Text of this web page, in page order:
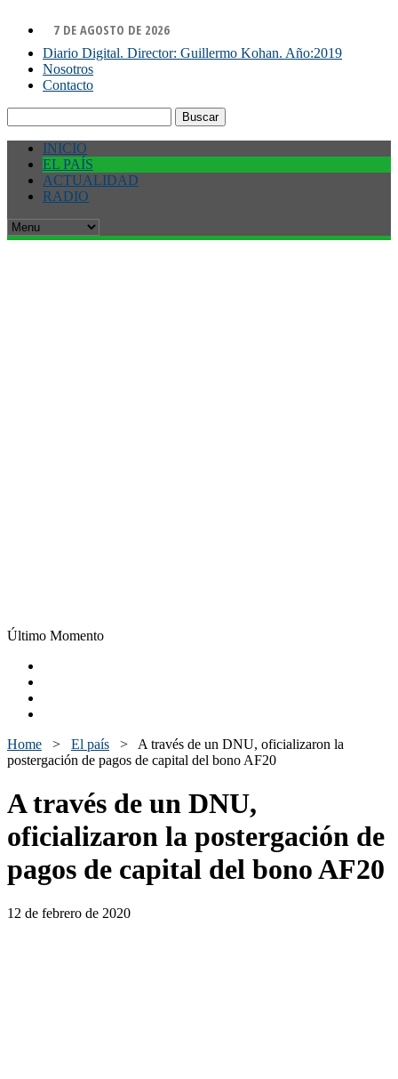
7 DE AGOSTO DE 2026
Diario Digital. Director: Guillermo Kohan. Año:2019
Nosotros
Contacto
INICIO
EL PAÍS
ACTUALIDAD
RADIO
Último Momento
Home > El país > A través de un DNU, oficializaron la
postergación de pagos de capital del bono AF20
A través de un DNU,
oficializaron la postergación de
pagos de capital del bono AF20
12 de febrero de 2020